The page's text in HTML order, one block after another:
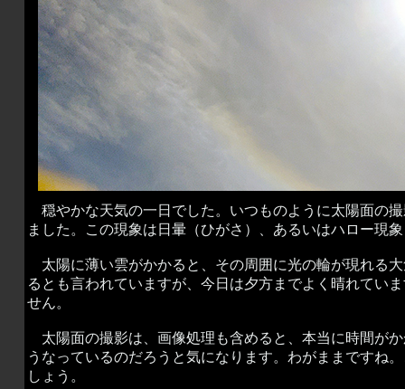
穏やかな天気の一日でした。いつものように太陽面の
ました。この現象は日暈（ひがさ）、あるいはハロー現
太陽に薄い雲がかかると、その周囲に光の輪が現れる
るとも言われていますが、今日は夕方までよく晴れてい
せん。
太陽面の撮影は、画像処理も含めると、本当に時間が
うなっているのだろうと気になります。わがままですね
しょう。